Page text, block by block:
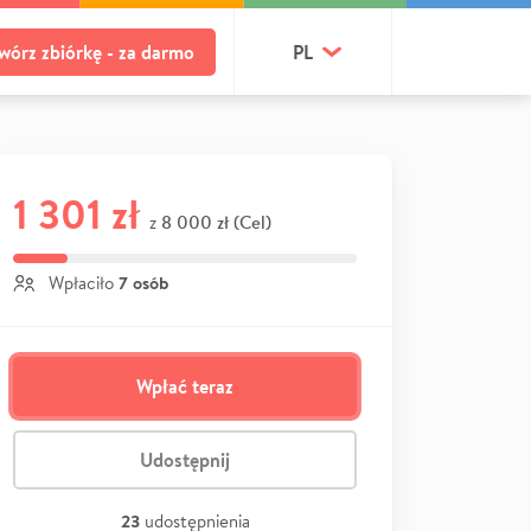
zbiórkę - za darmo PL
1 301 zł z 8 000 zł (Cel)
Wpłaciło 7 osób
Wpłać teraz
Udostępnij
23 udostępnienia